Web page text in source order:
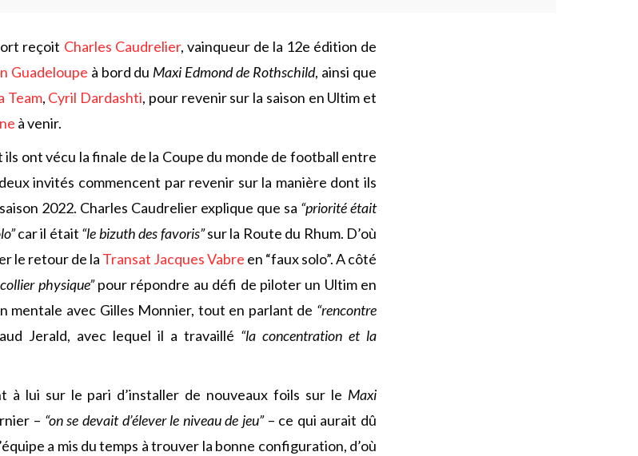
reçoit Charles Caudrelier, vainqueur de la 12e édition de
Guadeloupe à bord du Maxi Edmond de Rothschild, ainsi que
Team, Cyril Dardashti, pour revenir sur la saison en Ultim et
à venir.
ont vécu la finale de la Coupe du monde de football entre
invités commencent par revenir sur la manière dont ils
2022. Charles Caudrelier explique que sa “priorité était
car il était “le bizuth des favoris”sur la Route du Rhum. D’où
le retour de la Transat Jacques Vabre en “faux solo”. A côté
physique”pour répondre au défi de piloter un Ultim en
mentale avec Gilles Monnier, tout en parlant de “rencontre
Jerald, avec lequel il a travaillé “la concentration et la
à lui sur le pari d’installer de nouveaux foils sur le Maxi
– “on se devait d’élever le niveau de jeu”– ce qui aurait dû
a mis du temps à trouver la bonne configuration, d’où